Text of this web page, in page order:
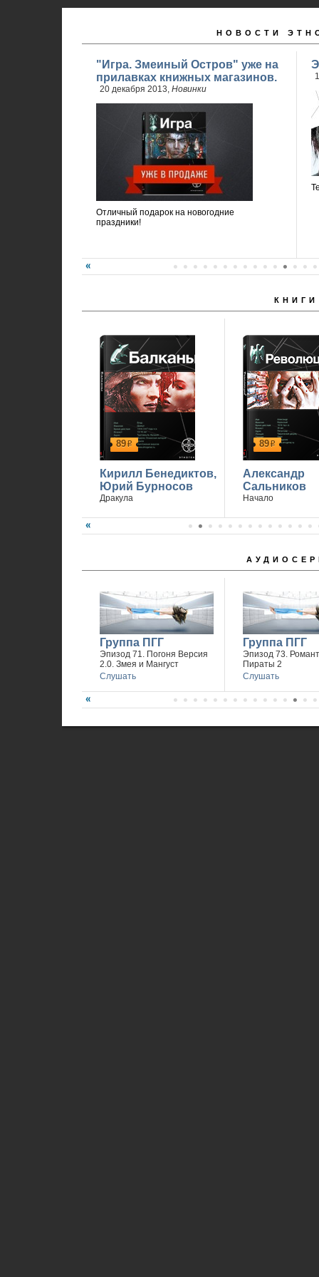
НОВОСТИ
"Игра. Змеиный Остров" уже на
прилавках книжных магазинов.
20 декабря 2013, Новинки
Отличный подарок на новогодние
праздники!
КНИГИ
89р
Кирилл Бенедиктов,
Юрий Бурносов
Дракула
89р
Александр
Сальников
Начало
Группа ПГГ
Эпизод 71. Погоня Версия
2.0. Змея и Мангуст
Слушать
Группа ПГГ
Эпизод 73.
Пираты 2
Слушать